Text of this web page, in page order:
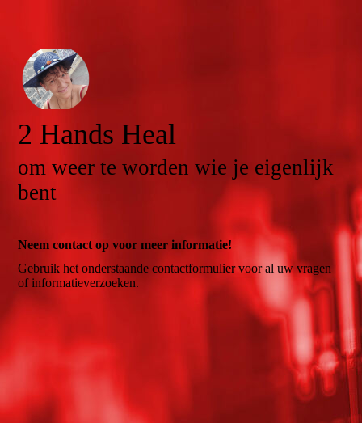
2 Hands Heal
om weer te worden wie je eigenlijk
bent
Neem contact op voor meer informatie!
Gebruik het onderstaande contactformulier voor al uw vragen
of informatieverzoeken.